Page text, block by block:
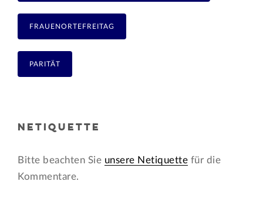
FRAUENORTEFREITAG
PARITÄT
NETIQUETTE
Bitte beachten Sie unsere Netiquette für die
Kommentare.